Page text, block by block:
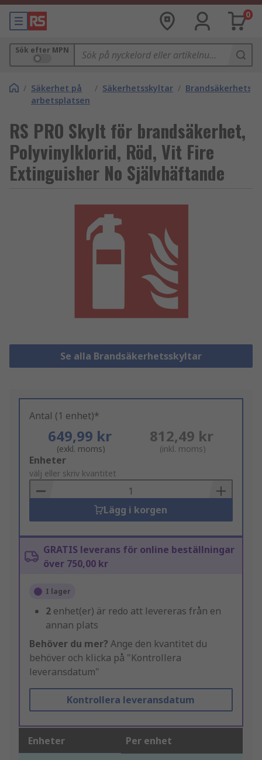
0
Sök efter MPN
/ Säkerhet på
arbetsplatsen
/ Säkerhetsskyltar /
RS PRO Skylt för brandsäkerhet,
Polyvinylklorid, Röd, Vit Fire
Extinguisher No Självhäftande
Se alla Brandsäkerhetsskyltar
Antal (1 enhet)*
649,99 kr
(exkl. moms)
812,49 kr
(inkl. moms)
Add
to
Basket
Enheter
välj eller skriv kvantitet
Lägg i korgen
GRATIS leverans för online beställningar
över 750,00 kr
I lager
2 enhet(er) är redo att levereras från en
annan plats
Behöver du mer? Ange den kvantitet du
behöver och klicka på "Kontrollera
leveransdatum"
Kontrollera leveransdatum
Enheter Per enhet